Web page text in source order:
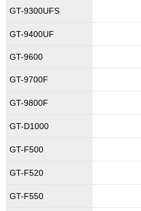
GT-9300UFS
GT-9400UF
GT-9600
GT-9700F
GT-9800F
GT-D1000
GT-F500
GT-F520
GT-F550